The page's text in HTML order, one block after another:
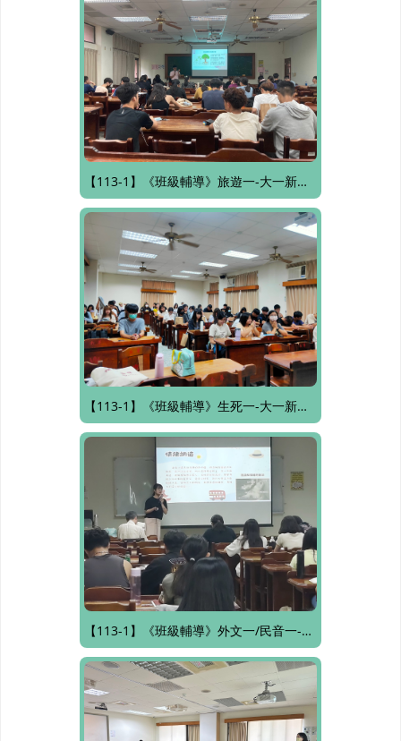
【113-1】《班級輔導》旅遊一-大一新生生活適應
【113-1】《班級輔導》生死一-大一新生生活適應
【113-1】《班級輔導》外文一/民音一-大一新生生活適應